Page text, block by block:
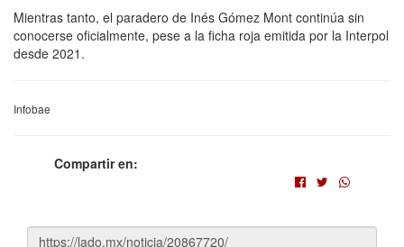
Mientras tanto, el paradero de Inés Gómez Mont continúa sin
conocerse oficialmente, pese a la ficha roja emitida por la Interpol
desde 2021.
Infobae
Compartir en: